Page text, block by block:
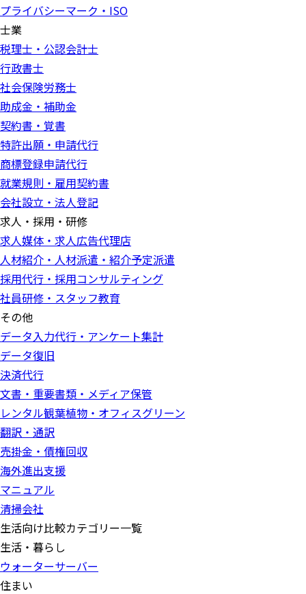
プライバシーマーク・ISO
士業
税理士・公認会計士
行政書士
社会保険労務士
助成金・補助金
契約書・覚書
特許出願・申請代行
商標登録申請代行
就業規則・雇用契約書
会社設立・法人登記
求人・採用・研修
求人媒体・求人広告代理店
人材紹介・人材派遣・紹介予定派遣
採用代行・採用コンサルティング
社員研修・スタッフ教育
その他
データ入力代行・アンケート集計
データ復旧
決済代行
文書・重要書類・メディア保管
レンタル観葉植物・オフィスグリーン
翻訳・通訳
売掛金・債権回収
海外進出支援
マニュアル
清掃会社
生活向け比較カテゴリー一覧
生活・暮らし
ウォーターサーバー
住まい